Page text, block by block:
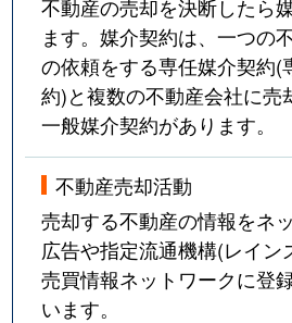
不動産の売却を決断したら
ます。媒介契約は、一つの
の依頼をする専任媒介契約(
約)と複数の不動産会社に売
一般媒介契約があります。
不動産売却活動
売却する不動産の情報をネ
広告や指定流通機構(レイン
売買情報ネットワークに登
います。